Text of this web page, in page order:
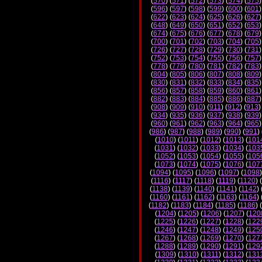
(596) (597) (598) (599) (600) (601
(622) (623) (624) (625) (626) (627
(648) (649) (650) (651) (652) (653
(674) (675) (676) (677) (678) (679
(700) (701) (702) (703) (704) (705
(726) (727) (728) (729) (730) (731
(752) (753) (754) (755) (756) (757
(778) (779) (780) (781) (782) (783
(804) (805) (806) (807) (808) (809
(830) (831) (832) (833) (834) (835
(856) (857) (858) (859) (860) (861
(882) (883) (884) (885) (886) (887
(908) (909) (910) (911) (912) (913)
(934) (935) (936) (937) (938) (939
(960) (961) (962) (963) (964) (965
(986) (987) (988) (989) (990) (991)
(1010) (1011) (1012) (1013) (
(1031) (1032) (1033) (1034) (
(1052) (1053) (1054) (1055) (
(1073) (1074) (1075) (1076) (
(1094) (1095) (1096) (1097) (1098
(1116) (1117) (1118) (1119) (1120) (
(1138) (1139) (1140) (1141) (1142)
(1160) (1161) (1162) (1163) (1164)
(1182) (1183) (1184) (1185) (1186) (
(1204) (1205) (1206) (1207) (
(1225) (1226) (1227) (1228) (
(1246) (1247) (1248) (1249) (
(1267) (1268) (1269) (1270) (
(1288) (1289) (1290) (1291) (
(1309) (1310) (1311) (1312) (